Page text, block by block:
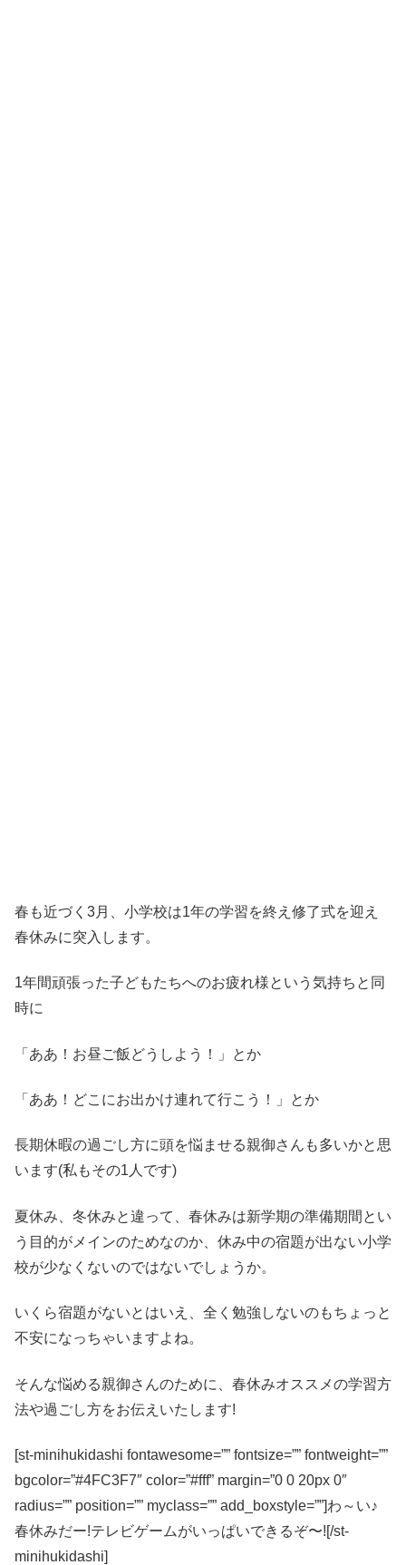
春も近づく3月、小学校は1年の学習を終え修了式を迎え
春休みに突入します。
1年間頑張った子どもたちへのお疲れ様という気持ちと同
時に
「ああ！お昼ご飯どうしよう！」 とか
「ああ！どこにお出かけ連れて行こう！」 とか
長期休暇の過ごし方に頭を悩ませる親御さんも多いかと思
います(私もその1人です)
夏休み、冬休みと違って、春休みは新学期の準備期間とい
う目的がメインのためなのか、 休み中の宿題が出ない小学
校が少なくないのではないでしょうか。
いくら宿題がないとはいえ、全く勉強しないのもちょっと
不安になっちゃいますよね。
そんな悩める親御さんのために、春休みオススメの学習方
法や過ごし方をお伝えいたします!
[st-minihukidashi fontawesome=”” fontsize=”” fontweight=””
bgcolor=”#4FC3F7″ color=”#fff” margin=”0 0 20px 0″
radius=”” position=”” myclass=”” add_boxstyle=””]わ～い♪
春休みだー!テレビゲームがいっぱいできるぞ〜![/st-
minihukidashi]